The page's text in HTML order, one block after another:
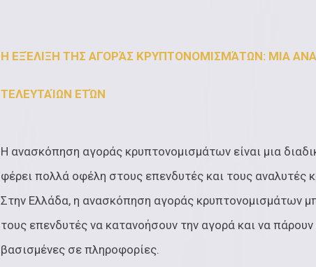
Η ΕΞΈΛΙΞΗ ΤΗΣ ΑΓΟΡΆΣ ΚΡΥΠΤΟΝΟΜΙΣΜΆΤΩΝ: ΜΙΑ
ΤΕΛΕΥΤΑΊΩΝ ΕΤΏΝ
Η ανασκόπηση αγοράς κρυπτονομισμάτων είναι μια
φέρει πολλά οφέλη στους επενδυτές και τους αναλυτές
Στην Ελλάδα, η ανασκόπηση αγοράς κρυπτονομισμάτων
τους επενδυτές να κατανοήσουν την αγορά και να
βασισμένες σε πληροφορίες.